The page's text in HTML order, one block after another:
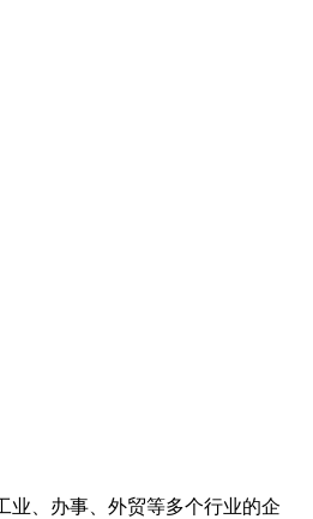
、办事、外贸等多个行业的企